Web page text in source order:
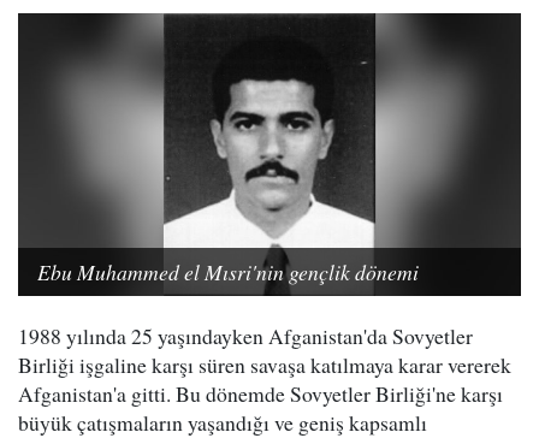
Ebu Muhammed el Mısri'nin gençlik dönemi
1988 yılında 25 yaşındayken Afganistan'da Sovyetler
Birliği işgaline karşı süren savaşa katılmaya karar vererek
Afganistan'a gitti. Bu dönemde Sovyetler Birliği'ne karşı
büyük çatışmaların yaşandığı ve geniş kapsamlı